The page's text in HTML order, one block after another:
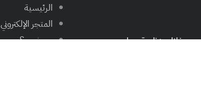
من خلال منظومة عمل
الرئيسية
المتجر الإلكتروني
من نحن؟